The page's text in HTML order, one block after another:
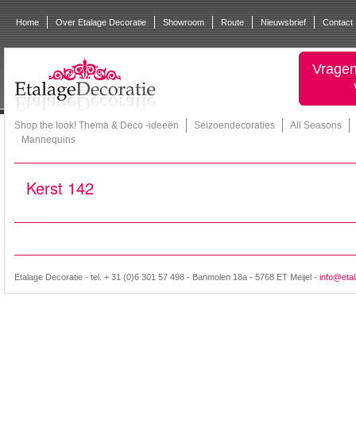
Home Over Etalage Decoratie Showroom Route Nieuwsbrief Contact
Shop the look! Thema & Deco -ideeën Seizoendecoraties
All Seasons
Mannequins
Kerst 142
Etalage Decoratie - tel. + 31 (0)6 301 57 498 - Banmolen 18a - 5768 ET Meijel -